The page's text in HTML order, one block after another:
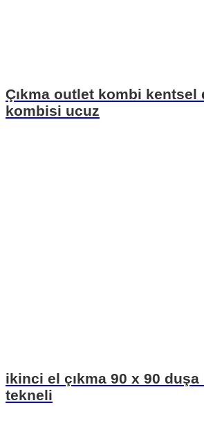
Çıkma outlet kombi kentsel
kombisi ucuz
ikinci el çıkma 90 x 90
tekneli